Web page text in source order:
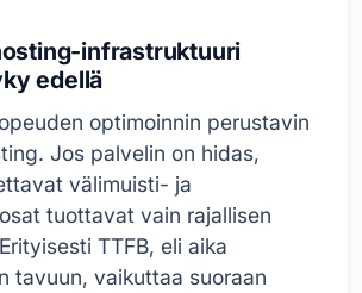
infrastruktuuri
edellä
optimoinnin perustavin
Jos palvelin on hidas,
välimuisti- ja
tuottavat vain rajallisen
TTFB, eli aika
tavuun, vaikuttaa suoraan